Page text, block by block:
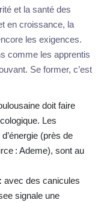
et la santé des
en croissance, la
les exigences.
comme les apprentis
Se former, c’est
doit faire
Les
(près de
: Ademe), sont au
avec des canicules
signale une